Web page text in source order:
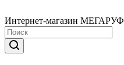
Интернет-магазин МЕГАРУФ